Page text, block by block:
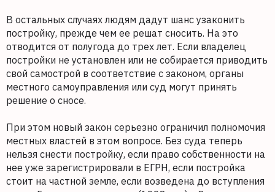
В остальных случаях людям дадут шанс узаконить
постройку, прежде чем ее решат сносить. На это
отводится от полугода до трех лет. Если владелец
постройки не установлен или не собирается приводить
свой самострой в соответствие с законом, органы
местного самоуправления или суд могут принять
решение о сносе.
При этом новый закон серьезно ограничил полномочия
местных властей в этом вопросе. Без суда теперь
нельзя снести постройку, если право собственности на
нее уже зарегистрировали в ЕГРН, если постройка
стоит на частной земле, если возведена до вступления